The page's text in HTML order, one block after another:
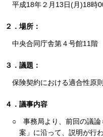
平成18年２月13日(月)18時
２．場所：
中央合同庁舎第４号館11
３．議題：
保険契約における適合性原
４．議事内容
○
事務局より、前回の議
案」に沿って、説明が行わ